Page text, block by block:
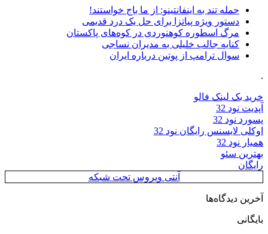
حمله تند به اینفانتینو: از ما باج خواستند!
دستور ویژه پیاتزا برای حل یک درد قدیمی
مرگ اسطوره کوهنوردی در کوه‌های پاکستان
کنایه جالب خلیلی به مدیران نساجی
سوال ترامپ از پوتین درباره ایران
.
خرید بک لینک فالو
آپدیت نود 32
پسورد نود 32
اوکلی لایسنس رایگان نود 32
همیار نود 32
بهترین سئو
رایگان
آنتی ویروس تحت شبکه
آخرین دیدگاه‌ها
بایگانی